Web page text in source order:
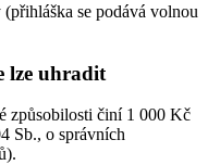
se podává volnou
lze uhradit
způsobilosti činí 1 000 Kč
Sb., o správních